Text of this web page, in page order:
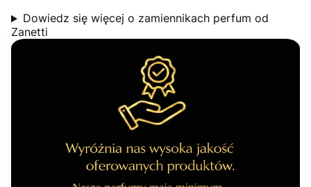
Dowiedz się więcej o zamiennikach perfum od
Zanetti